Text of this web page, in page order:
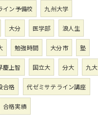
イン予備校 九州大学
大分 医学部 浪人生
勉強時間 大分市 塾
慶上智 国立大 分大 九大
合格 代ゼミサテライン講座
合格実績